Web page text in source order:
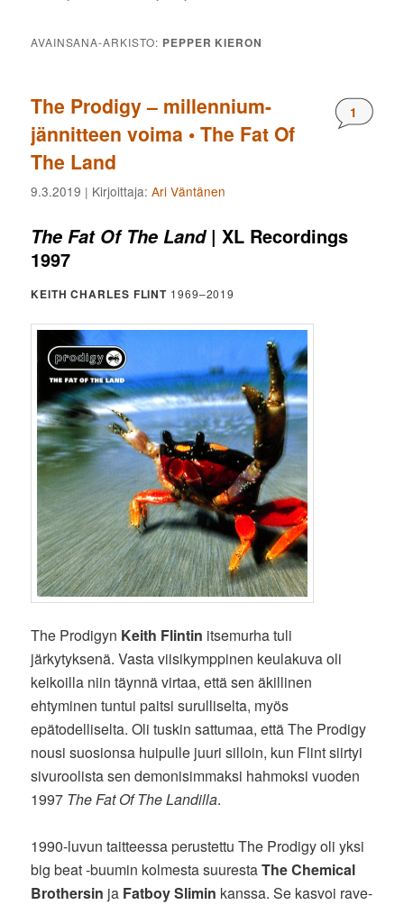
AVAINSANA-ARKISTO: PEPPER KIERON
The Prodigy – millennium-
jännitteen voima • The Fat Of
The Land
1
9.3.2019 | Kirjoittaja:Ari Väntänen
The Fat Of The Land| XL Recordings
1997
KEITH CHARLES FLINT 1969–2019
The Prodigyn Keith Flintin itsemurha tuli
järkytyksenä. Vasta viisikymppinen keulakuva oli
keikoilla niin täynnä virtaa, että sen äkillinen
ehtyminen tuntui paitsi surulliselta, myös
epätodelliselta. Oli tuskin sattumaa, että The Prodigy
nousi suosionsa huipulle juuri silloin, kun Flint siirtyi
sivuroolista sen demonisimmaksi hahmoksi vuoden
1997 The Fat Of The Landilla.
1990-luvun taitteessa perustettu The Prodigy oli yksi
big beat -buumin kolmesta suurestaThe Chemical
Brothersin ja Fatboy Slimin kanssa. Se kasvoi rave-